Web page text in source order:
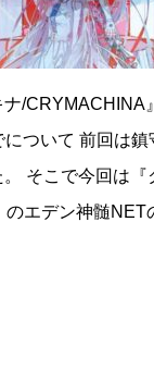
/CRYMACHINA
ついて 前回は
そこで今回は『
エデン神髄NET